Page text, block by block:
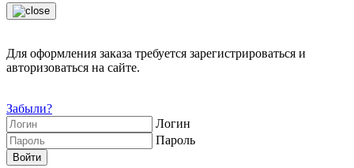
Для оформления заказа требуется зарегистрироваться и
авторизоваться на сайте.
Забыли?
Логин
Пароль